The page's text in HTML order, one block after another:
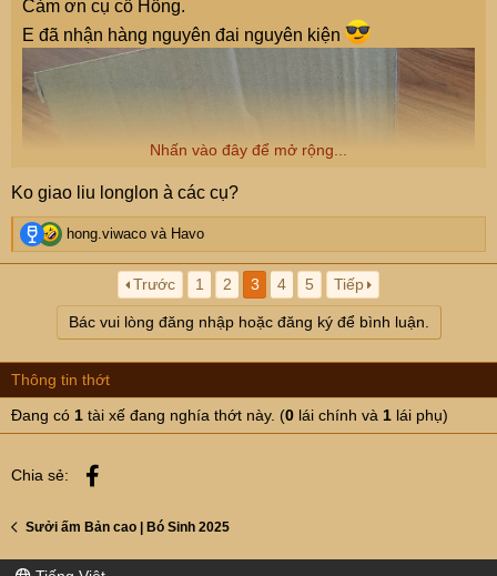
Cảm ơn cụ cố Hồng.
E đã nhận hàng nguyên đai nguyên kiện
Nhấn vào đây để mở rộng...
Ko giao liu longlon à các cụ?
R
e
n
:
hong.viwaco và Havo
Trước 1 2 3 4 5 Tiếp
Bác vui lòng đăng nhập hoặc đăng ký để bình luận.
Thông tin thớt
Đang có 1 tài xế đang nghía thớt này. (0 lái chính và 1 lái phụ)
Chia sẻ:
Sưởi ấm Bản cao | Bó Sinh 2025